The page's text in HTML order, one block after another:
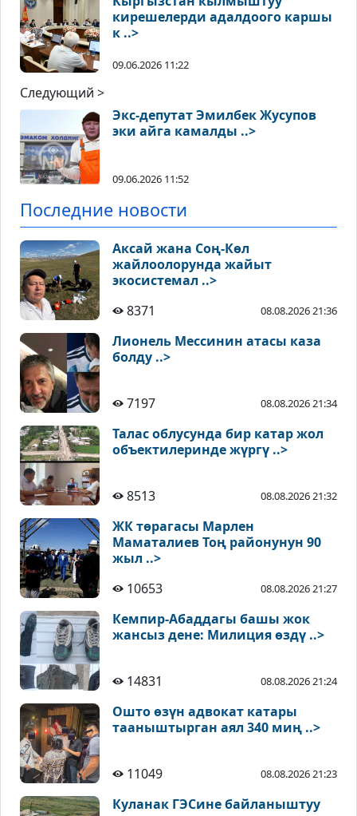
кирешелерди адалдоого каршы
к ..>
09.06.2026 11:22
Следующий >
Экс-депутат Эмилбек Жусупов
эки айга камалды ..>
09.06.2026 11:52
Последние новости
Аксай жана Соң-Көл
жайлоолорунда жайыт
экосистемал ..>
8371
08.08.2026 21:36
Лионель Мессинин атасы каза
болду ..>
7197 08.08.2026 21:34
Талас облусунда бир катар жол
объектилеринде жүргү ..>
8513 08.08.2026 21:32
ЖК төрагасы Марлен
Маматалиев Тоң районунун 90
жыл ..>
10653
08.08.2026 21:27
Кемпир-Абаддагы башы жок
жансыз дене: Милиция өздү ..>
14831 08.08.2026 21:24
Ошто өзүн адвокат катары
тааныштырган аял 340 миң ..>
11049 08.08.2026 21:23
Куланак ГЭСине байланыштуу